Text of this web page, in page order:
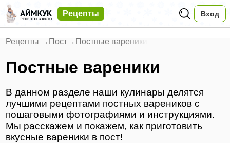
Рецепты Вход
Рецепты → Пост→ Постные вареники
Постные вареники
В данном разделе наши кулинары делятся
лучшими рецептами постных вареников с
пошаговыми фотографиями и инструкциями.
Мы расскажем и покажем, как приготовить
вкусные вареники в пост!